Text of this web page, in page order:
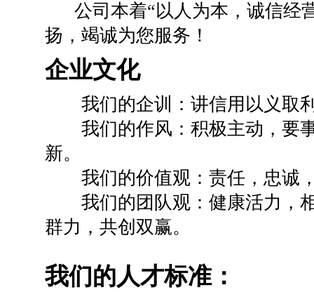
公司本着“以人为本，诚信经
扬，竭诚为您服务！
企业文化
我们的企训：讲信用以义取
我们的作风：积极主动，要
新。
我们的价值观：责任，忠诚
我们的团队观：健康活力，
群力，共创双赢。
我们的人才标准：